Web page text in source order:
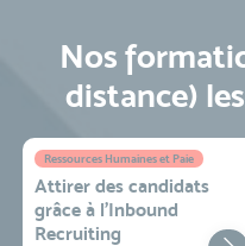
Nos
distance)
Ressources Humaines et Paie
Attirer des candidats
grâce à l’Inbound
Recruiting